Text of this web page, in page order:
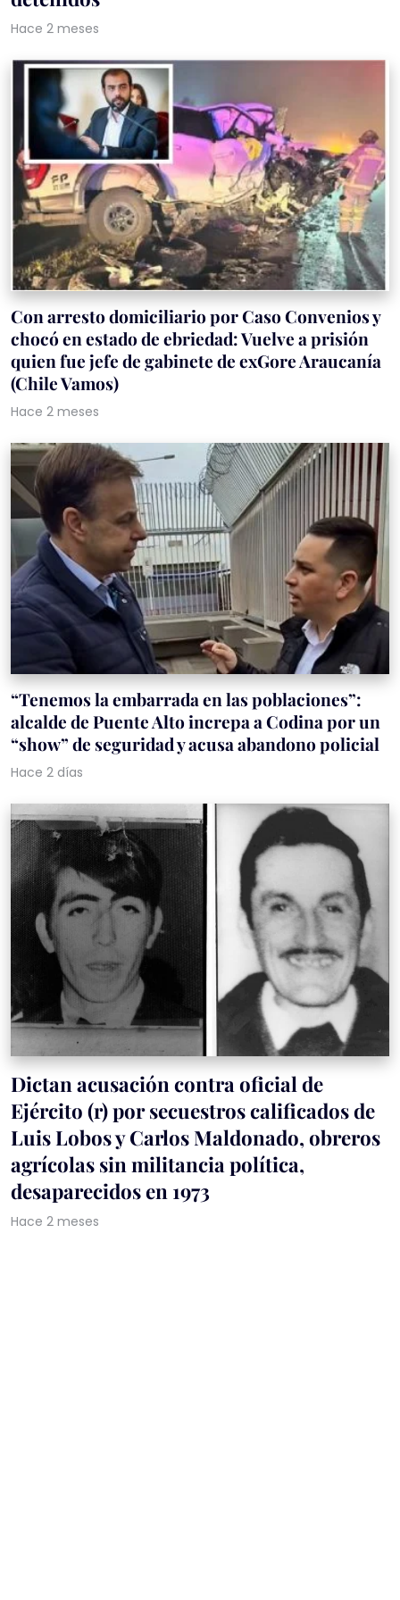
Hace 2 meses
Con arresto domiciliario por Caso Convenios y
chocó en estado de ebriedad: Vuelve a prisión
quien fue jefe de gabinete de exGore Araucanía
(Chile Vamos)
Hace 2 meses
“Tenemos la embarrada en las poblaciones”:
alcalde de Puente Alto increpa a Codina por un
“show” de seguridad y acusa abandono policial
Hace 2 días
Dictan acusación contra oficial de
Ejército (r) por secuestros calificados de
Luis Lobos y Carlos Maldonado, obreros
agrícolas sin militancia política,
desaparecidos en 1973
Hace 2 meses